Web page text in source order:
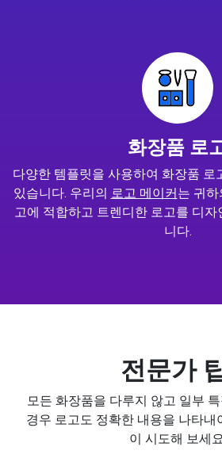
화장품 로
다양한 템플릿을 사용하여 화장품 로
있습니다. 우리의 로고 메이커는 귀
고에 적합하고 트렌디한 로고를 디자
니다.
전문가
모든 화장품을 다루지 않고 일부
경우 로고도 정확한 내용을 나타내
이 시도해 보세